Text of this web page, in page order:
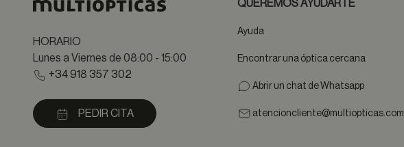
HORARIO
Lunes a Viernes de 08:00 - 15:00
+34 918 357 302
PEDIR CITA
QUEREMOS AYUDARTE
Ayuda
Encontrar una óptica cercana
Abrir un chat de Whatsapp
atencioncliente@multiopticas.com